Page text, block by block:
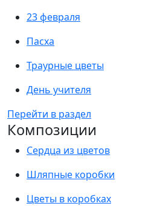
23 февраля
Пасха
Траурные цветы
День учителя
Перейти в раздел
Композиции
Сердца из цветов
Шляпные коробки
Цветы в коробках